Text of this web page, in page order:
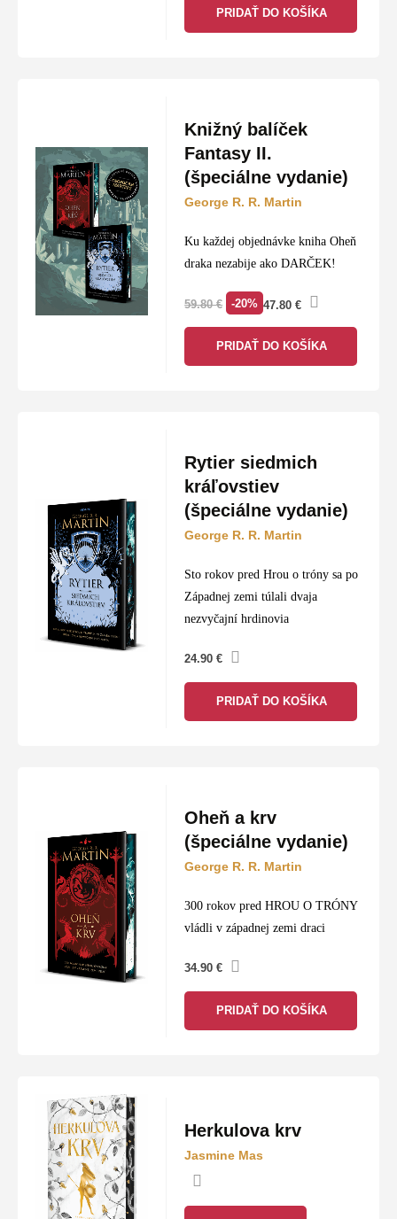
PRIDAŤ DO KOŠÍKA
Knižný balíček
Fantasy II.
(špeciálne vydanie)
George R. R. Martin
Ku každej objednávke kniha Oheň
draka nezabije ako DARČEK!
59.80€ -20% 47.80 €
PRIDAŤ DO KOŠÍKA
Rytier siedmich
kráľovstiev
(špeciálne vydanie)
George R. R. Martin
Sto rokov pred Hrou o tróny sa po
Západnej zemi túlali dvaja
nezvyčajní hrdinovia
24.90€
PRIDAŤ DO KOŠÍKA
Oheň a krv
(špeciálne vydanie)
George R. R. Martin
300 rokov pred HROU O TRÓNY
vládli v západnej zemi draci
34.90€
PRIDAŤ DO KOŠÍKA
Herkulova krv
Jasmine Mas